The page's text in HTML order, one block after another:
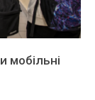
мобільні